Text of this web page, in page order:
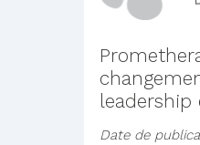
leadership
Date de